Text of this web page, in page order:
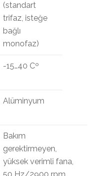
(standart
trifaz, isteğe
bağlı
monofaz)
-15…40 Cº
Alüminyum
Bakım
gerektirmeyen,
yüksek verimli fana,
50 Hz/2900 rpm